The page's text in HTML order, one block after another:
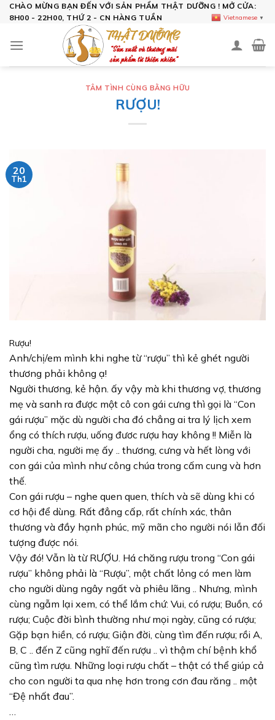
SkipCHÀO MỪNG BẠN ĐẾN VỚI SẢN PHẨM THẬT DƯỠNG ! MỞ CỬA:
8H00 - 22H00, THỨ 2 - CN HÀNG TUẦN
TÂM TÌNH CÙNG BẰNG HỮU
RƯỢU!
20
Th1
Rượu!
Anh/chị/em mình khi nghe từ “rượu” thì kẻ ghét người
thương phải không ạ!
Người thương, kẻ hận. ấy vậy mà khi thương vợ, thương
mẹ và sanh ra được một cô con gái cưng thì gọi là “Con
gái rượu” mặc dù người cha đó chẳng ai tra lý lịch xem
ổng có thích rượu, uống đươc rượu hay không !! Miễn là
người cha, người mẹ ấy .. thương, cưng và hết lòng với
con gái của mình như công chúa trong cấm cung và hơn
thế.
Con gái rượu – nghe quen quen, thích và sẽ dùng khi có
cơ hội để dùng. Rất đẳng cấp, rất chính xác, thân
thương và đầy hạnh phúc, mỹ mãn cho người nói lẫn đối
tượng được nói.
Vậy đó! Vẫn là từ RƯỢU. Há chăng rượu trong “Con gái
rượu” không phải là “Rượu”, một chất lỏng có men làm
cho người dùng ngây ngất và phiêu lãng .. Nhưng, mình
cùng ngẫm lại xem, có thể lắm chứ: Vui, có rượu; Buồn, có
rượu; Cuộc đời bình thường như mọi ngày, cũng có rượu;
Gặp bạn hiền, có rượu; Giận đời, cùng tìm đến rượu; rồi A,
B, C .. đến Z cũng nghĩ đến rượu .. vì thậm chí bệnh khổ
cũng tìm rượu. Những loại rượu chất – thật có thể giúp cả
cho con người ta qua nhẹ hơn trong cơn đau răng .. một
“Đệ nhất đau”.
…
Vietnamese ▼